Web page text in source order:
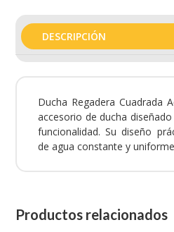
DESCRIPCIÓN
Ducha Regadera Cuadrada
accesorio de ducha
funcionalidad. Su diseño
de agua constante y
Productos relacionados